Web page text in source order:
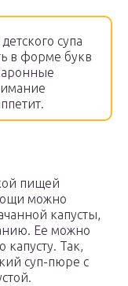
супа
в форме букв
пищей
можно
капусты,
Ее можно
Так,
суп-пюре с